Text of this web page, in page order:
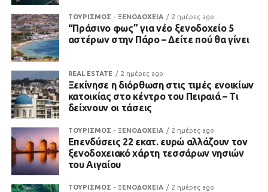
ΤΟΥΡΙΣΜΟΣ - ΞΕΝΟΔΟΧΕΙΑ 2 ημέρες ago
“Πράσινο φως” για νέο ξενοδοχείο 5
αστέρων στην Πάρο – Δείτε πού θα γίνει
REAL ESTATE 2 ημέρες ago
Ξεκίνησε η διόρθωση στις τιμές ενοικίων
κατοικίας στο κέντρο του Πειραιά – Τι
δείχνουν οι τάσεις
ΤΟΥΡΙΣΜΟΣ - ΞΕΝΟΔΟΧΕΙΑ 2 ημέρες ago
Επενδύσεις 22 εκατ. ευρώ αλλάζουν τον
ξενοδοχειακό χάρτη τεσσάρων νησιών
του Αιγαίου
ΤΟΥΡΙΣΜΟΣ - ΞΕΝΟΔΟΧΕΙΑ 2 ημέρες ago